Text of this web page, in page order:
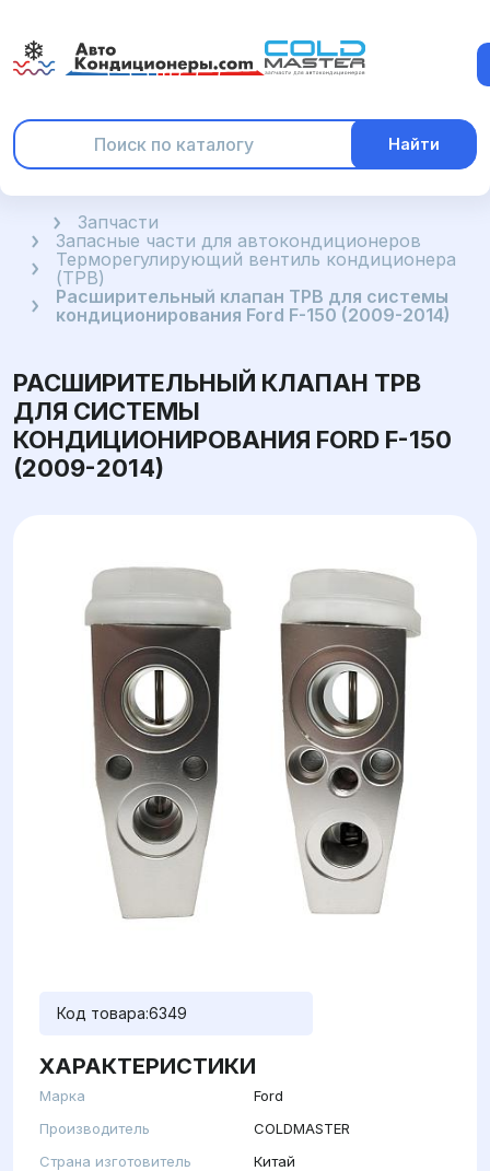
Найти
ГлавнаяЗапчасти
Запасные части для автокондиционеров
Терморегулирующий вентиль кондиционера
(ТРВ)
Расширительный клапан ТРВ для системы
кондиционирования Ford F-150 (2009-2014)
РАСШИРИТЕЛЬНЫЙ КЛАПАН ТРВ
ДЛЯ СИСТЕМЫ
КОНДИЦИОНИРОВАНИЯ FORD F-150
(2009-2014)
Код товара:6349
ХАРАКТЕРИСТИКИ
Марка
Ford
Производитель
COLDMASTER
Страна изготовитель
Китай